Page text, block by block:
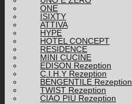
ONE
ISIXTY
ATTIVA
HYPE
HOTEL CONCEPT
RESIDENCE
MINI CUCINE
EDISON Rezeption
C.I.H.Y Rezeption
BENGENTILE Rezeption
TWIST Rezeption
CIAO PIÙ Rezeption